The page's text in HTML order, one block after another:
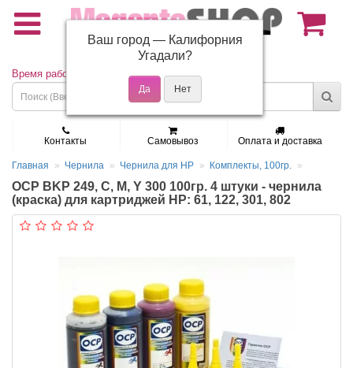
(495) 150-01-37
Время работы: Пн - Пт 9:30 - 19:00
Контакты Самовывоз Оплата и доставка
Главная Чернила Чернила для HP Комплекты, 100гр.
OCP BKP 249, C, M, Y 300 100гр. 4 штуки - чернила
(краска) для картриджей HP: 61, 122, 301, 802
Ваш город — Калифорния
Угадали?